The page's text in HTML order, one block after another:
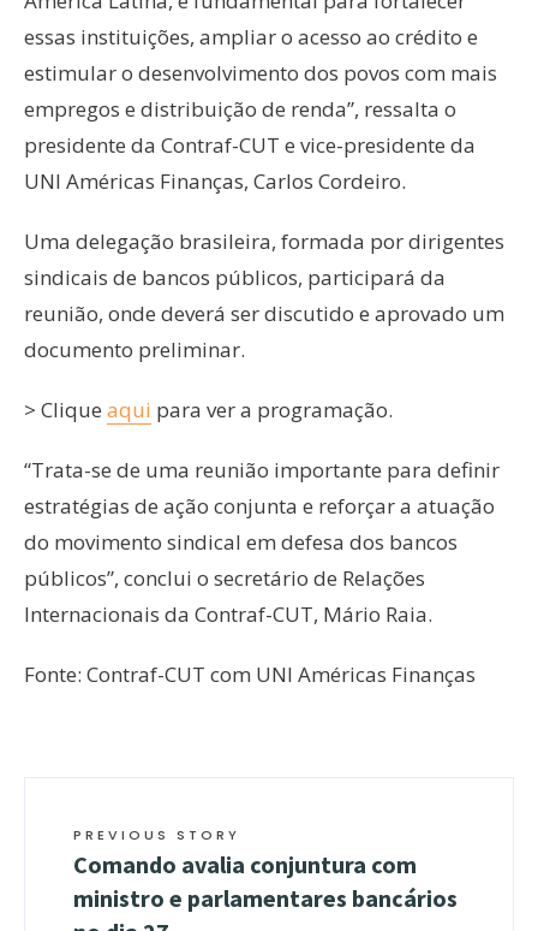
essas instituições, ampliar o acesso ao crédito e
estimular o desenvolvimento dos povos com mais
empregos e distribuição de renda”, ressalta o
presidente da Contraf-CUT e vice-presidente da
UNI Américas Finanças, Carlos Cordeiro.
Uma delegação brasileira, formada por dirigentes
sindicais de bancos públicos, participará da
reunião, onde deverá ser discutido e aprovado um
documento preliminar.
> Clique aqui para ver a programação.
“Trata-se de uma reunião importante para definir
estratégias de ação conjunta e reforçar a atuação
do movimento sindical em defesa dos bancos
públicos”, conclui o secretário de Relações
Internacionais da Contraf-CUT, Mário Raia.
Fonte: Contraf-CUT com UNI Américas Finanças
PREVIOUS STORY
Comando avalia conjuntura com
ministro e parlamentares bancários